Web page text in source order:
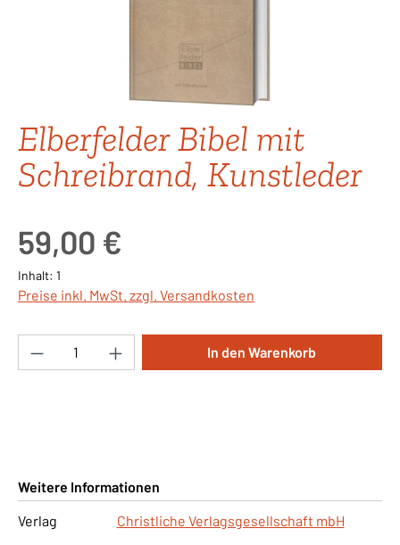
Elberfelder Bibel mit
Schreibrand, Kunstleder
59,00 €
Inhalt: 1
Preise inkl. MwSt. zzgl. Versandkosten
Produkt Anzahl: Gib den gewünschten
In den Warenkorb
Weitere Informationen
Verlag
Christliche Verlagsgesellschaft mbH